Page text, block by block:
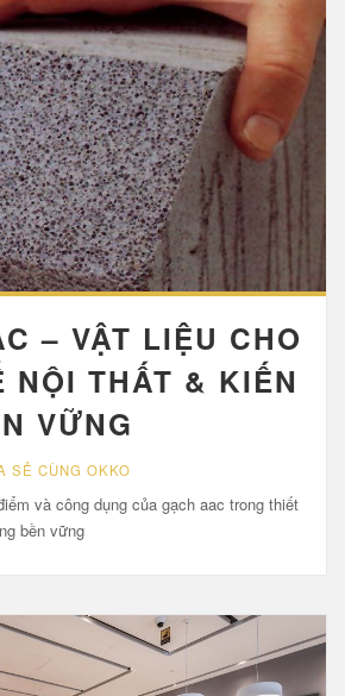
– VẬT LIỆU CHO
NỘI THẤT & KIẾN
VỮNG
SẺ CÙNG OKKO
và công dụng của gạch aac trong thiết
bền vững